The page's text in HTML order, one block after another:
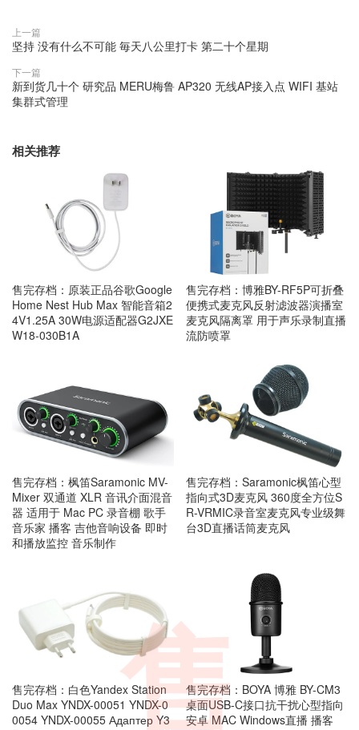
上一篇
坚持 没有什么不可能 毎天八公里打卡 第二十个星期
下一篇
新到货几十个 研究品 MERU梅鲁 AP320 无线AP接入点 WIFI 基站
集群式管理
相关推荐
售完存档：原装正品谷歌Google
Home Nest Hub Max 智能音箱2
4V1.25A 30W电源适配器G2JXE
W18-030B1A
售完存档：博雅BY-RF5P可折叠
便携式麦克风反射滤波器演播室
麦克风隔离罩 用于声乐录制直播
流防喷罩
售完存档：枫笛Saramonic MV-
Mixer 双通道 XLR 音讯介面混音
器 适用于 Mac PC 录音棚 歌手
音乐家 播客 吉他音响设备 即时
和播放监控 音乐制作
售完存档：Saramonic枫笛心型
指向式3D麦克风 360度全方位S
R-VRMIC录音室麦克风专业级舞
台3D直播话筒麦克风
售完存档：白色Yandex Station
Duo Max YNDX-00051 YNDX-0
0054 YNDX-00055 Адаптер Y3
售完存档：BOYA 博雅 BY-CM3
桌面USB-C接口抗干扰心型指向
安卓 MAC Windows直播 播客
售